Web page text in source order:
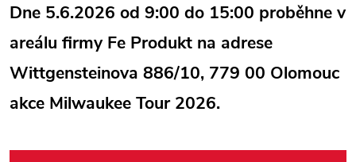
Dne 5.6.2026 od 9:00 do 15:00 proběhne v
areálu firmy Fe Produkt na adrese
Wittgensteinova 886/10, 779 00 Olomouc
akce Milwaukee Tour 2026.